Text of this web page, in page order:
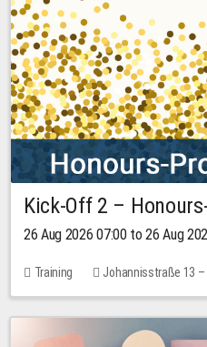
Kick-Off 2 –
26 Aug 2026 07:00 to 26 Aug
Training
Johannisstraße 13 –
No free places